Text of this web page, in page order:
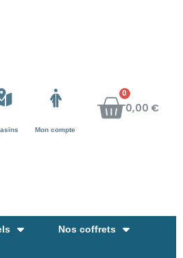
Mon compte
0,00 €
Nos coffrets